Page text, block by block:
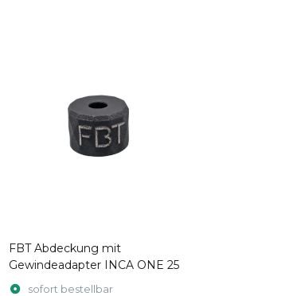
FBT Abdeckung mit
Gewindeadapter INCA ONE 25
sofort bestellbar